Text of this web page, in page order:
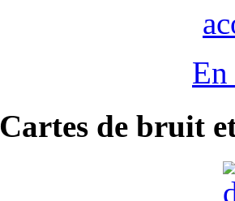
Cartes de bruit